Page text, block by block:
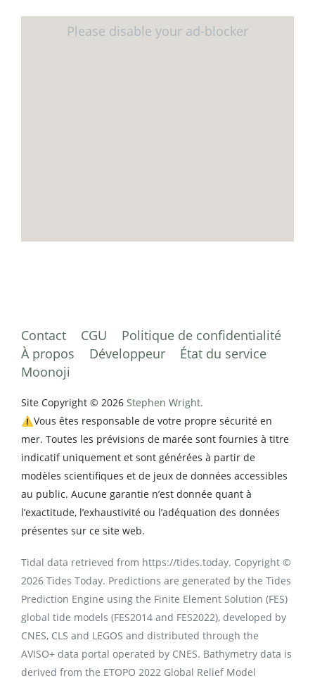
Contact CGU
Politique de confidentialité
À propos
Développeur
État du service
Moonoji
Site Copyright © 2026 Stephen Wright.
⚠️Vous êtes responsable de votre propre sécurité en
mer. Toutes les prévisions de marée sont fournies à titre
indicatif uniquement et sont générées à partir de
modèles scientifiques et de jeux de données accessibles
au public. Aucune garantie n’est donnée quant à
l’exactitude, l’exhaustivité ou l’adéquation des données
présentes sur ce site web.
Tidal data retrieved from https://tides.today. Copyright ©
2026 Tides Today. Predictions are generated by the Tides
Prediction Engine using the Finite Element Solution (FES)
global tide models (FES2014 and FES2022), developed by
CNES, CLS and LEGOS and distributed through the
AVISO+ data portal operated by CNES. Bathymetry data is
derived from the ETOPO 2022 Global Relief Model